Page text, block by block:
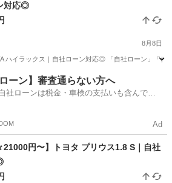
対応◎
8月8日
ハイラックス｜自社ローン対応◎ 「自社ローン」「
ハイラックス
ローン】審査通らない方へ
社ローンは税金・車検の支払いも含んでい
Ad
21000円〜】トヨタ プリウス1.8 S｜自社